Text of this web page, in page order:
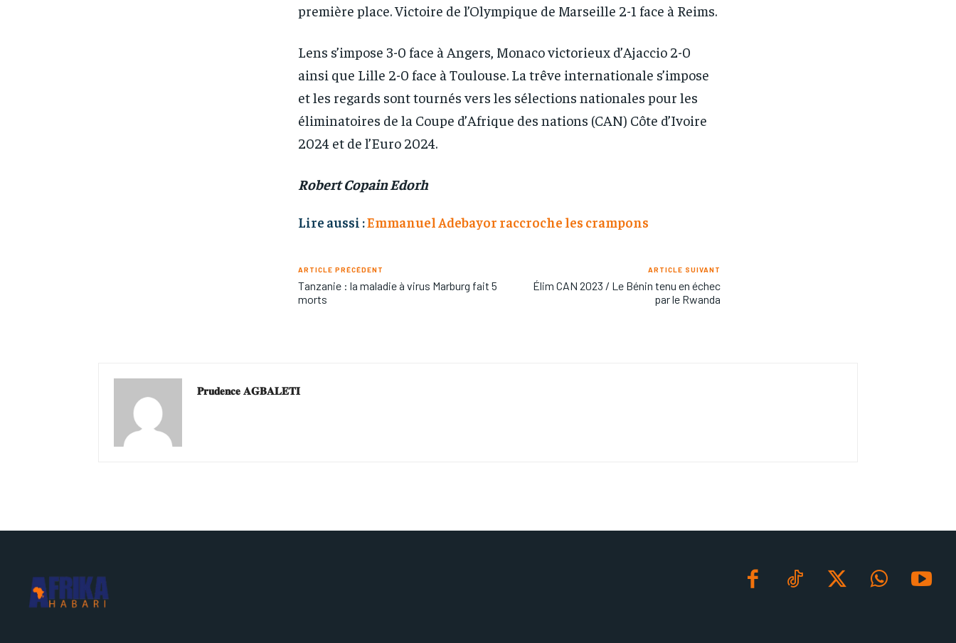
première place. Victoire de l’Olympique de Marseille 2-1 face à Reims.
Lens s’impose 3-0 face à Angers, Monaco victorieux d’Ajaccio 2-0
ainsi que Lille 2-0 face à Toulouse. La trêve internationale s’impose
et les regards sont tournés vers les sélections nationales pour les
éliminatoires de la Coupe d’Afrique des nations (CAN) Côte d’Ivoire
2024 et de l’Euro 2024.
Robert Copain Edorh
Lire aussi :Emmanuel Adebayor raccroche les crampons
ARTICLE PRÉCÉDENT
Tanzanie : la maladie à virus Marburg fait 5
morts
ARTICLE SUIVANT
Élim CAN 2023 / Le Bénin tenu en échec
par le Rwanda
𝐏𝐫𝐮𝐝𝐞𝐧𝐜𝐞 𝐀𝐆𝐁𝐀𝐋𝐄𝐓𝐈